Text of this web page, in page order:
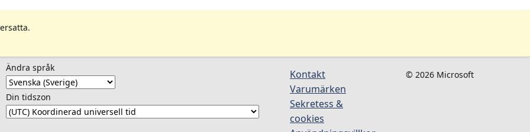
Ändra språk
Din tidszon
Kontakt
Varumärken
Sekretess &
cookies
© 2026 Microsoft